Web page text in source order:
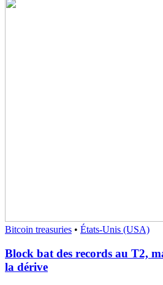
Bitcoin treasuries • États-Unis (USA)
Block bat des records au T2,
la dérive